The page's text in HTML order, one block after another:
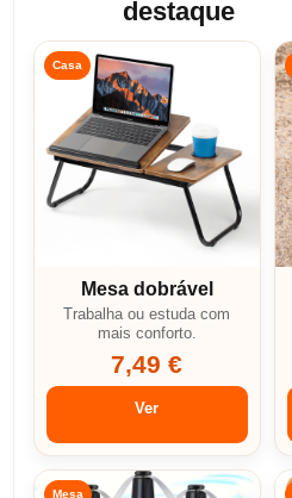
destaque
Casa
Mesa dobrável
Trabalha ou estuda com
mais conforto.
7,49 €
Ver
Mesa